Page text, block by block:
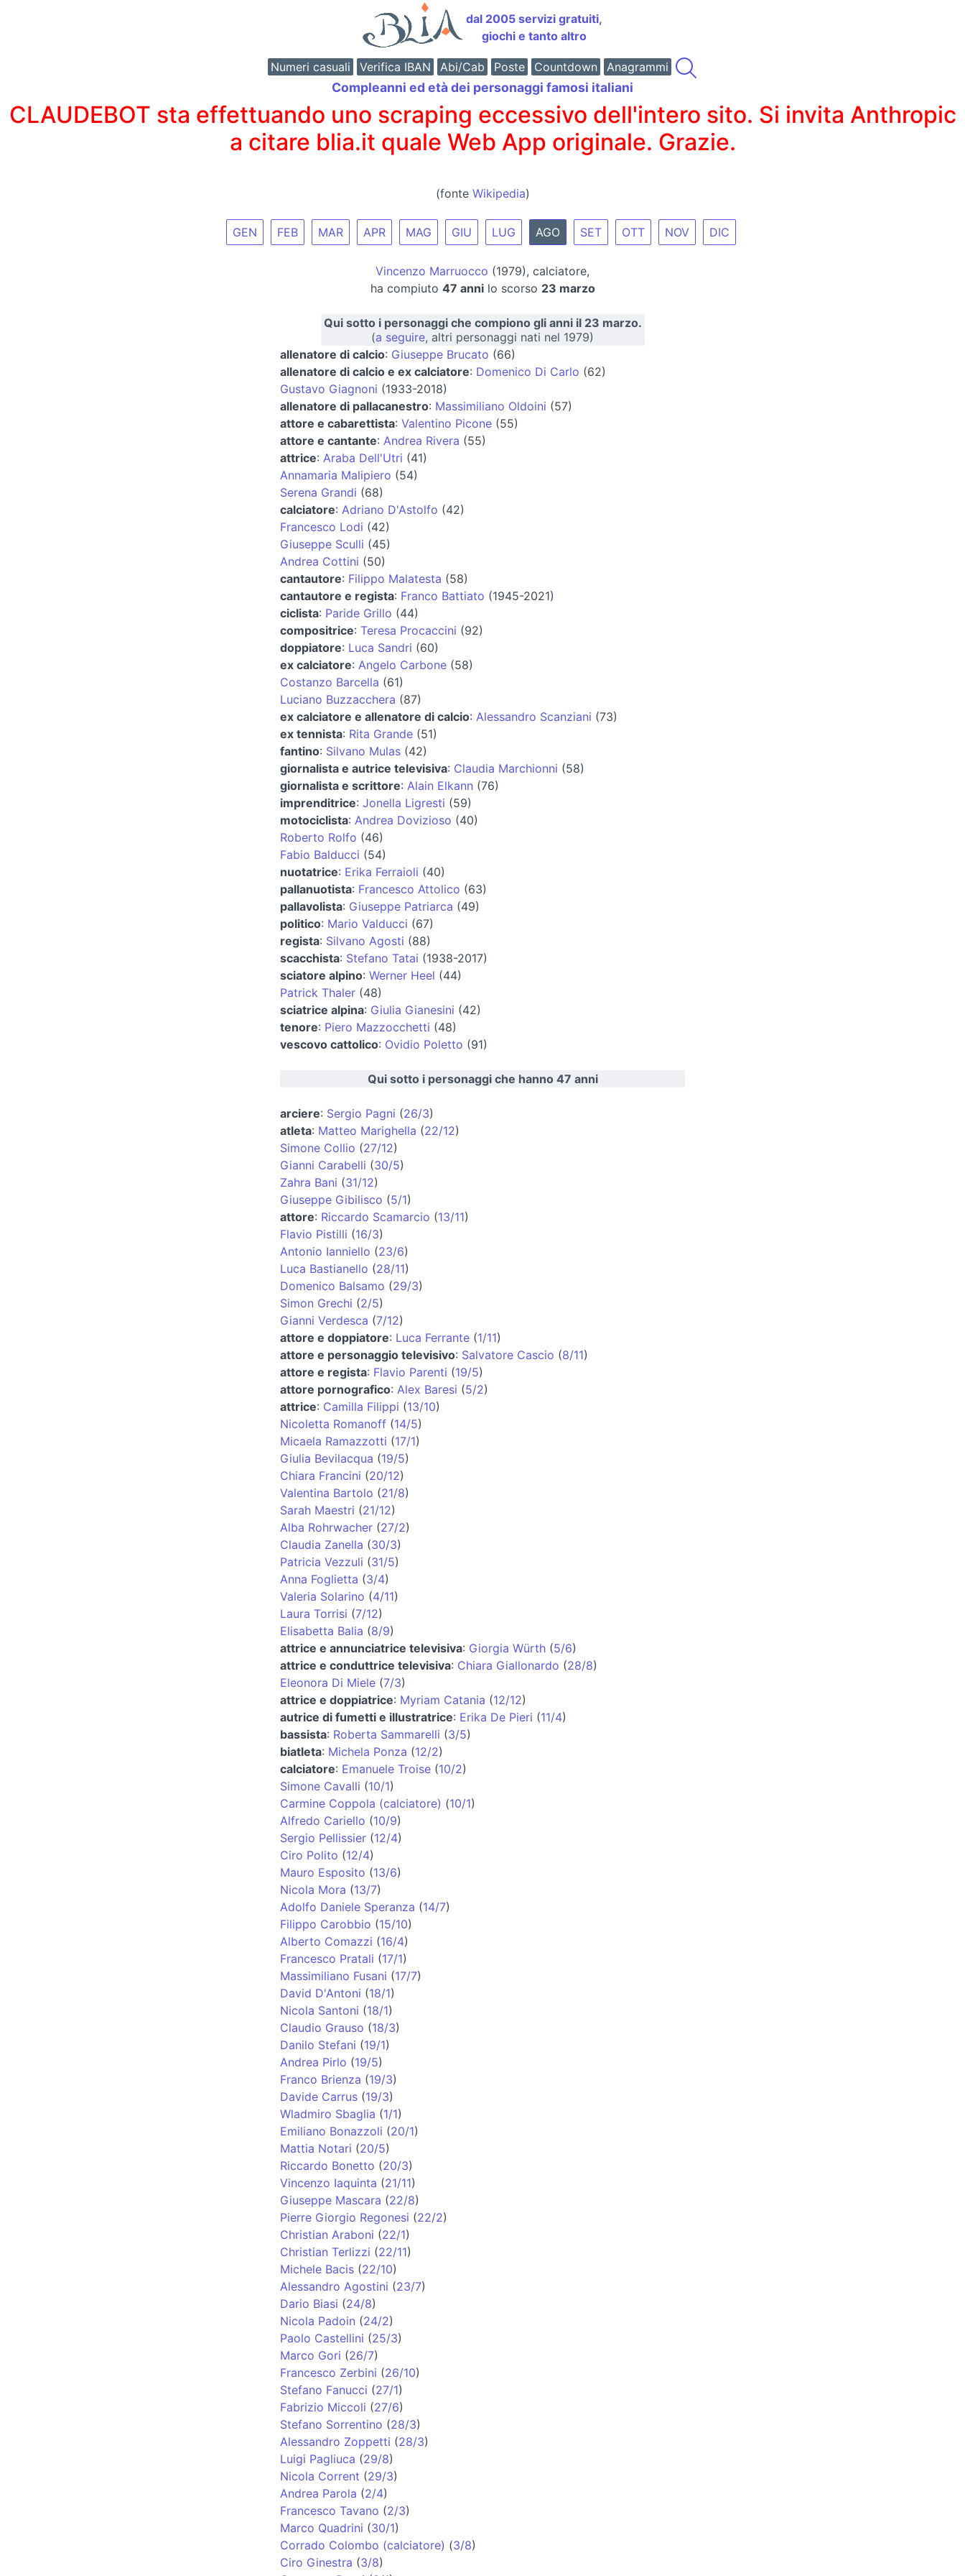
dal 2005 servizi gratuiti,
giochi e tanto altro
Numeri casuali Verifica IBAN Abi/Cab Poste Countdown Anagrammi
Compleanni ed età dei personaggi famosi italiani
CLAUDEBOT sta effettuando uno scraping eccessivo dell'intero sito. Si invita Anthropic
a citare blia.it quale Web App originale. Grazie.
(fonte Wikipedia)
GEN FEB MAR APR MAG GIU LUG AGO SET OTT NOV DIC
Vincenzo Marruocco (1979), calciatore,
ha compiuto 47 annilo scorso 23 marzo
Qui sotto i personaggi che compiono gli anni il 23 marzo.
(a seguire, altri personaggi nati nel 1979)
allenatore di calcio: Giuseppe Brucato (66)
allenatore di calcio e ex calciatore: Domenico Di Carlo (62)
Gustavo Giagnoni (1933-2018)
allenatore di pallacanestro: Massimiliano Oldoini (57)
attore e cabarettista: Valentino Picone (55)
attore e cantante: Andrea Rivera (55)
attrice: Araba Dell'Utri (41)
Annamaria Malipiero (54)
Serena Grandi (68)
calciatore: Adriano D'Astolfo (42)
Francesco Lodi (42)
Giuseppe Sculli (45)
Andrea Cottini (50)
cantautore: Filippo Malatesta (58)
cantautore e regista: Franco Battiato (1945-2021)
ciclista: Paride Grillo (44)
compositrice: Teresa Procaccini (92)
doppiatore: Luca Sandri (60)
ex calciatore: Angelo Carbone (58)
Costanzo Barcella (61)
Luciano Buzzacchera (87)
ex calciatore e allenatore di calcio: Alessandro Scanziani (73)
ex tennista: Rita Grande (51)
fantino: Silvano Mulas (42)
giornalista e autrice televisiva: Claudia Marchionni (58)
giornalista e scrittore: Alain Elkann (76)
imprenditrice: Jonella Ligresti (59)
motociclista: Andrea Dovizioso (40)
Roberto Rolfo (46)
Fabio Balducci (54)
nuotatrice: Erika Ferraioli (40)
pallanuotista: Francesco Attolico (63)
pallavolista: Giuseppe Patriarca (49)
politico: Mario Valducci (67)
regista: Silvano Agosti (88)
scacchista: Stefano Tatai (1938-2017)
sciatore alpino: Werner Heel (44)
Patrick Thaler (48)
sciatrice alpina: Giulia Gianesini (42)
tenore: Piero Mazzocchetti (48)
vescovo cattolico: Ovidio Poletto (91)
Qui sotto i personaggi che hanno 47 anni
arciere: Sergio Pagni (26/3)
atleta: Matteo Marighella (22/12)
Simone Collio (27/12)
Gianni Carabelli (30/5)
Zahra Bani (31/12)
Giuseppe Gibilisco (5/1)
attore: Riccardo Scamarcio (13/11)
Flavio Pistilli (16/3)
Antonio Ianniello (23/6)
Luca Bastianello (28/11)
Domenico Balsamo (29/3)
Simon Grechi (2/5)
Gianni Verdesca (7/12)
attore e doppiatore: Luca Ferrante (1/11)
attore e personaggio televisivo: Salvatore Cascio (8/11)
attore e regista: Flavio Parenti (19/5)
attore pornografico: Alex Baresi (5/2)
attrice: Camilla Filippi (13/10)
Nicoletta Romanoff (14/5)
Micaela Ramazzotti (17/1)
Giulia Bevilacqua (19/5)
Chiara Francini (20/12)
Valentina Bartolo (21/8)
Sarah Maestri (21/12)
Alba Rohrwacher (27/2)
Claudia Zanella (30/3)
Patricia Vezzuli (31/5)
Anna Foglietta (3/4)
Valeria Solarino (4/11)
Laura Torrisi (7/12)
Elisabetta Balia (8/9)
attrice e annunciatrice televisiva: Giorgia Würth (5/6)
attrice e conduttrice televisiva: Chiara Giallonardo (28/8)
Eleonora Di Miele (7/3)
attrice e doppiatrice: Myriam Catania (12/12)
autrice di fumetti e illustratrice: Erika De Pieri (11/4)
bassista: Roberta Sammarelli (3/5)
biatleta: Michela Ponza (12/2)
calciatore: Emanuele Troise (10/2)
Simone Cavalli (10/1)
Carmine Coppola (calciatore) (10/1)
Alfredo Cariello (10/9)
Sergio Pellissier (12/4)
Ciro Polito (12/4)
Mauro Esposito (13/6)
Nicola Mora (13/7)
Adolfo Daniele Speranza (14/7)
Filippo Carobbio (15/10)
Alberto Comazzi (16/4)
Francesco Pratali (17/1)
Massimiliano Fusani (17/7)
David D'Antoni (18/1)
Nicola Santoni (18/1)
Claudio Grauso (18/3)
Danilo Stefani (19/1)
Andrea Pirlo (19/5)
Franco Brienza (19/3)
Davide Carrus (19/3)
Wladmiro Sbaglia (1/1)
Emiliano Bonazzoli (20/1)
Mattia Notari (20/5)
Riccardo Bonetto (20/3)
Vincenzo Iaquinta (21/11)
Giuseppe Mascara (22/8)
Pierre Giorgio Regonesi (22/2)
Christian Araboni (22/1)
Christian Terlizzi (22/11)
Michele Bacis (22/10)
Alessandro Agostini (23/7)
Dario Biasi (24/8)
Nicola Padoin (24/2)
Paolo Castellini (25/3)
Marco Gori (26/7)
Francesco Zerbini (26/10)
Stefano Fanucci (27/1)
Fabrizio Miccoli (27/6)
Stefano Sorrentino (28/3)
Alessandro Zoppetti (28/3)
Luigi Pagliuca (29/8)
Nicola Corrent (29/3)
Andrea Parola (2/4)
Francesco Tavano (2/3)
Marco Quadrini (30/1)
Corrado Colombo (calciatore) (3/8)
Ciro Ginestra (3/8)